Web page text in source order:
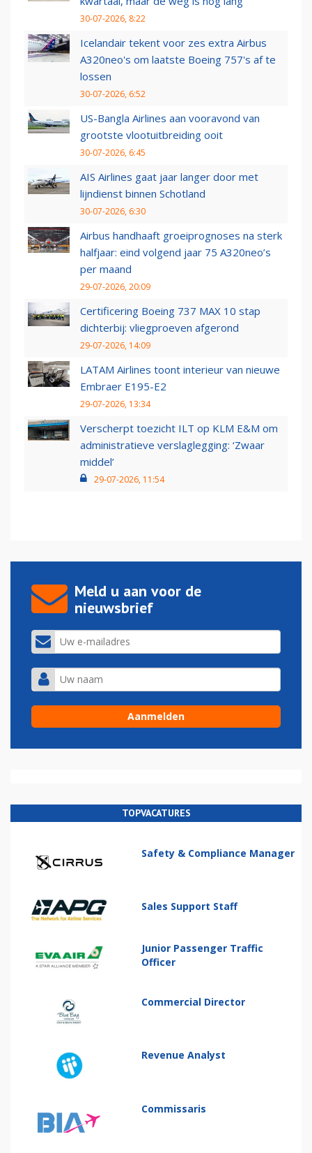
30-07-2026, 8:22
Icelandair tekent voor zes extra Airbus
A320neo's om laatste Boeing 757's af te
lossen
30-07-2026, 6:52
US-Bangla Airlines aan vooravond van
grootste vlootuitbreiding ooit
30-07-2026, 6:45
AIS Airlines gaat jaar langer door met
lijndienst binnen Schotland
30-07-2026, 6:30
Airbus handhaaft groeiprognoses na sterk
halfjaar: eind volgend jaar 75 A320neo’s
per maand
29-07-2026, 20:09
Certificering Boeing 737 MAX 10 stap
dichterbij: vliegproeven afgerond
29-07-2026, 14:09
LATAM Airlines toont interieur van nieuwe
Embraer E195-E2
29-07-2026, 13:34
Verscherpt toezicht ILT op KLM E&M om
administratieve verslaglegging: ‘Zwaar
middel’
29-07-2026, 11:54
Meld u aan voor de
nieuwsbrief
TOPVACATURES
Safety & Compliance Manager
Sales Support Staff
Junior Passenger Traffic
Officer
Commercial Director
Revenue Analyst
Commissaris